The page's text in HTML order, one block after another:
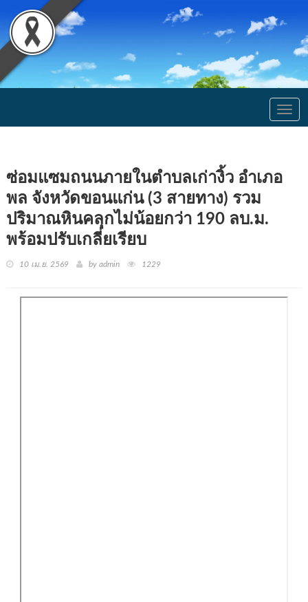
ซ่อมแซมถนนภายในตำบลเก่างิ้ว อำเภอ
พล จังหวัดขอนแก่น (3 สายทาง) รวม
ปริมาณหินคลุกไม่น้อยกว่า 190 ลบ.ม.
พร้อมปรับเกลี่ยเรียบ
10 เม.ย. 2569 by admin 1229